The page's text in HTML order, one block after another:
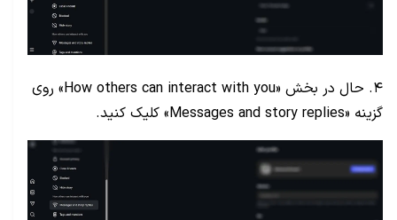
۴. حال در بخش «How others can interact with you» روی
گزینه «Messages and story replies» کلیک کنید.